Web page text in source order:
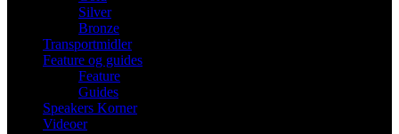
Silver
Bronze
Transportmidler
Feature og guides
Feature
Guides
Speakers Korner
Videoer